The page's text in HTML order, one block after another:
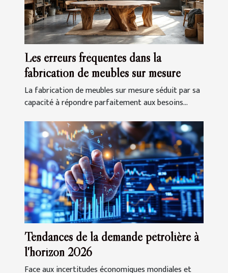
Les erreurs fréquentes dans la
fabrication de meubles sur mesure
La fabrication de meubles sur mesure séduit par sa
capacité à répondre parfaitement aux besoins...
Tendances de la demande pétrolière à
l'horizon 2026
Face aux incertitudes économiques mondiales et